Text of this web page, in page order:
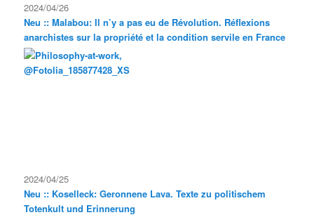
2024/04/26
Neu :: Malabou: Il n’y a pas eu de Révolution. Réflexions
anarchistes sur la propriété et la condition servile en France
2024/04/25
Neu :: Koselleck: Geronnene Lava. Texte zu politischem
Totenkult und Erinnerung